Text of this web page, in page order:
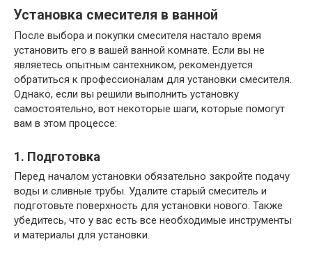
Установка смесителя в ванной
После выбора и покупки смесителя настало время
установить его в вашей ванной комнате. Если вы не
являетесь опытным сантехником, рекомендуется
обратиться к профессионалам для установки смесителя.
Однако, если вы решили выполнить установку
самостоятельно, вот некоторые шаги, которые помогут
вам в этом процессе:
1. Подготовка
Перед началом установки обязательно закройте подачу
воды и сливные трубы. Удалите старый смеситель и
подготовьте поверхность для установки нового. Также
убедитесь, что у вас есть все необходимые инструменты
и материалы для установки.